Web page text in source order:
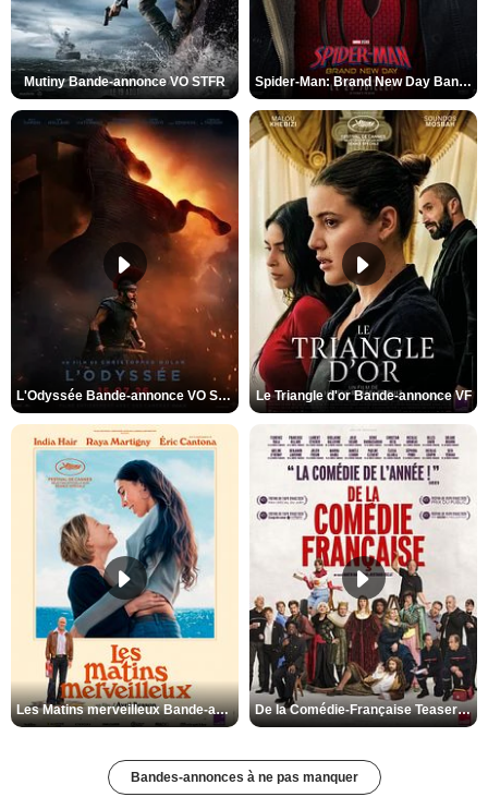
Mutiny Bande-annonce VO STFR Spider-Man: Brand New Day Bande-annonce VO STFR
L'Odyssée Bande-annonce VO STFR Le Triangle d'or Bande-annonce VF
Les Matins merveilleux Bande-annonce VF De la Comédie-Française Teaser VF
Bandes-annonces à ne pas manquer